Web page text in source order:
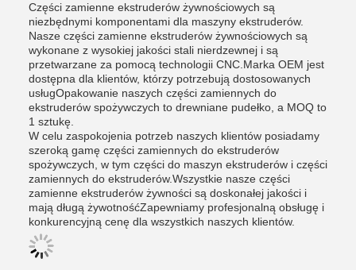
Części zamienne ekstruderów żywnościowych są
niezbędnymi komponentami dla maszyny ekstruderów.
Nasze części zamienne ekstruderów żywnościowych są
wykonane z wysokiej jakości stali nierdzewnej i są
przetwarzane za pomocą technologii CNC.Marka OEM jest
dostępna dla klientów, którzy potrzebują dostosowanych
usługOpakowanie naszych części zamiennych do
ekstruderów spożywczych to drewniane pudełko, a MOQ to
1 sztukę.
W celu zaspokojenia potrzeb naszych klientów posiadamy
szeroką gamę części zamiennych do ekstruderów
spożywczych, w tym części do maszyn ekstruderów i części
zamiennych do ekstruderów.Wszystkie nasze części
zamienne ekstruderów żywności są doskonałej jakości i
mają długą żywotnośćZapewniamy profesjonalną obsługę i
konkurencyjną cenę dla wszystkich naszych klientów.